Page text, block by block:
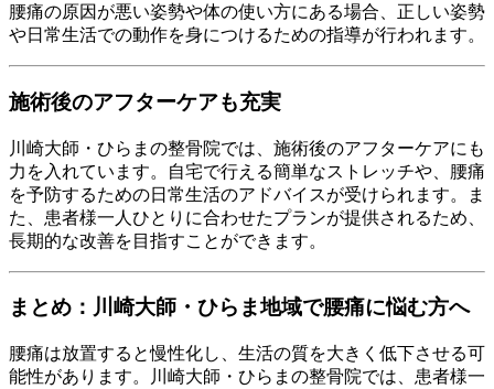
腰痛の原因が悪い姿勢や体の使い方にある場合、正しい姿勢
や日常生活での動作を身につけるための指導が行われます。
施術後のアフターケアも充実
川崎大師・ひらまの整骨院では、施術後のアフターケアにも
力を入れています。自宅で行える簡単なストレッチや、腰痛
を予防するための日常生活のアドバイスが受けられます。ま
た、患者様一人ひとりに合わせたプランが提供されるため、
長期的な改善を目指すことができます。
まとめ：川崎大師・ひらま地域で腰痛に悩む方へ
腰痛は放置すると慢性化し、生活の質を大きく低下させる可
能性があります。川崎大師・ひらまの整骨院では、患者様一